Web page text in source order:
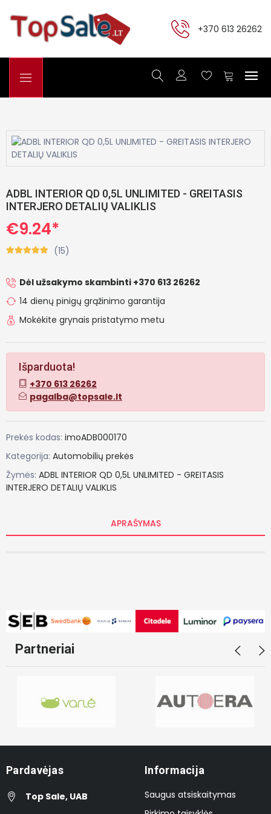
+370 613 26262
ADBL INTERIOR QD 0,5L UNLIMITED - GREITASIS
INTERJERO DETALIŲ VALIKLIS
€9.24*
(15)
Dėl užsakymo skambinti +370 613 26262
14 dienų pinigų grąžinimo garantija
Mokėkite grynais pristatymo metu
Išparduota!
+370 613 26262
pagalba@topsale.lt
Prekės kodas: imoADB000170
Kategorija: Automobilių prekės
Žymės: ADBL INTERIOR QD 0,5L UNLIMITED - GREITASIS
INTERJERO DETALIŲ VALIKLIS
APRAŠYMAS
Partneriai
Pardavėjas
Top Sale, UAB
Informacija
Saugus atsiskaitymas